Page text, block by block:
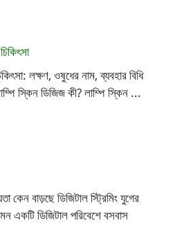
লক্ষণ, ওষুধের নাম, ব্যবহার বিধি
স্কিন ডিজিজ কী? লাম্পি স্কিন ...
কেন বাড়ছে ডিজিটাল স্ট্রিমিং যুগের
একটি ডিজিটাল পরিবেশে বসবাস